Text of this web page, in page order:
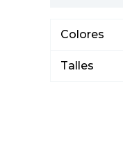
Colores
Talles